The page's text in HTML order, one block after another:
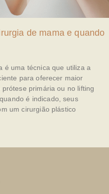
de mama e quando
é uma técnica que utiliza a
para oferecer maior
primária ou no lifting
é indicado, seus
um cirurgião plástico